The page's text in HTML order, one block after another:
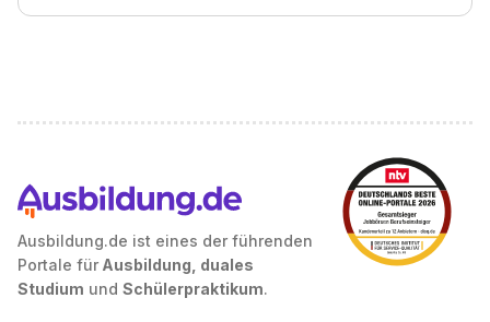
Ausbildung.de ist eines der führenden
Portale für Ausbildung, duales
Studium und Schülerpraktikum.